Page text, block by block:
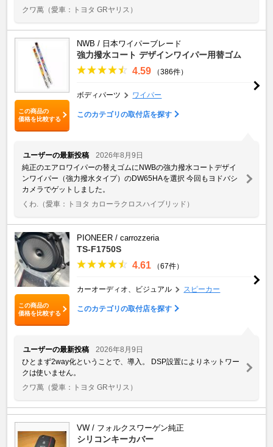
クワ萬 （愛車：トヨタ GRヤリス）
この商品の
価格を比較する
NWB / 日本ワイパーブレード
強力撥水コート デザインワイパー用替ゴム
4.59 （386件）
ボディパーツ ワイパー
このカテゴリの取付店を探す
ユーザーの最新投稿
2026年8月9日
純正のエアロワイパーの替えゴムにNWBの強力撥水コートデザイ
ンワイパー（強力撥水タイプ）のDW65HAを選択 今回もヨドバシ
カメラでゲットしました。
くわ.
（愛車：トヨタ カローラクロスハイブリッド）
この商品の
価格を比較する
PIONEER / carrozzeria
TS-F1750S
4.61 （67件）
カーオーディオ、ビジュアル スピーカー
このカテゴリの取付店を探す
ユーザーの最新投稿
2026年8月9日
ひとまず2way化ということで、導入。 DSP設置によりネットワー
クは使いません。
クワ萬 （愛車：トヨタ GRヤリス）
VW / フォルクスワーゲン純正
シリコンキーカバー